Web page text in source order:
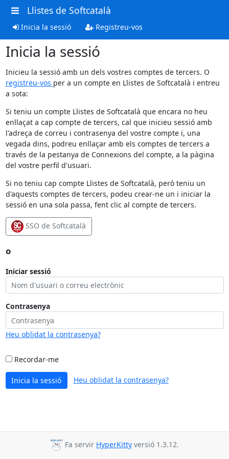
Llistes de Softcatalà
Inicia la sessió Registreu-vos
Inicia la sessió
Inicieu la sessió amb un dels vostres comptes de tercers. O
registreu-vos per a un compte en Llistes de Softcatalà i entreu
a sota:
Si teniu un compte Llistes de Softcatalà que encara no heu
enllaçat a cap compte de tercers, cal que inicieu sessió amb
l'adreça de correu i contrasenya del vostre compte i, una
vegada dins, podreu enllaçar amb els comptes de tercers a
través de la pestanya de Connexions del compte, a la pàgina
del vostre perfil d'usuari.
Si no teniu cap compte Llistes de Softcatalà, però teniu un
d'aquests comptes de tercers, podeu crear-ne un i iniciar la
sessió en una sola passa, fent clic al compte de tercers.
SSO de Softcatalà
o
Iniciar sessió
Contrasenya
Heu oblidat la contrasenya?
Recordar-me
Inicia la sessió Heu oblidat la contrasenya?
Fa servir HyperKitty versió 1.3.12.